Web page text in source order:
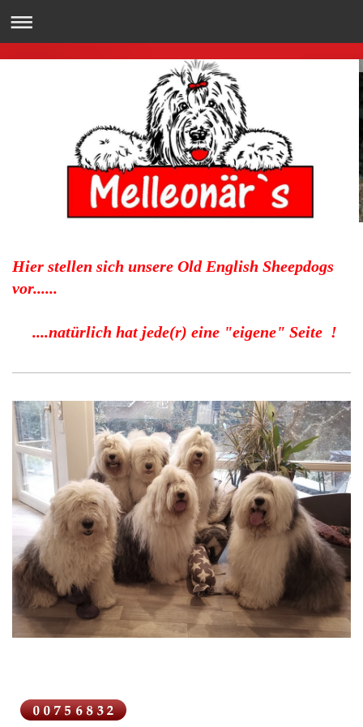
Hier stellen sich unsere Old English Sheepdogs
vor......
....natürlich hat jede(r) eine "eigene" Seite !